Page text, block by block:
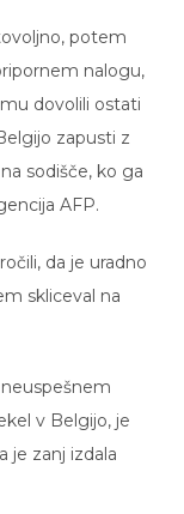
potem
nalogu,
dovolili ostati
zapusti z
sodišče, ko ga
AFP.
da je uradno
skliceval na
v Belgijo, je
je zanj izdala